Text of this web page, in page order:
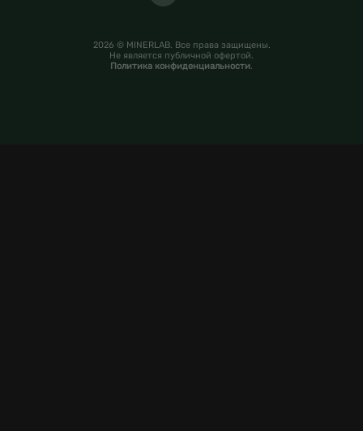
2026 © MINERLAB. Все права защищены.
Не является публичной офертой.
Политика конфиденциальности.